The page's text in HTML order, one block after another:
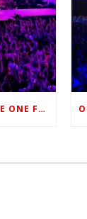
DÉCOUVREZ L’AFTERMOVIE DE ONE FM STAR NIGHT 2022 !